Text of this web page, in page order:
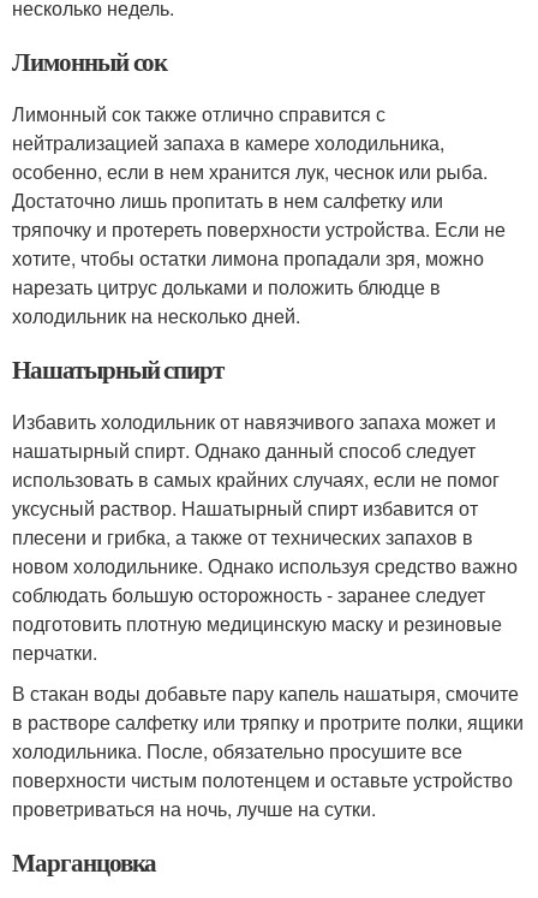
несколько недель.
Лимонный сок
Лимонный сок также отлично справится с
нейтрализацией запаха в камере холодильника,
особенно, если в нем хранится лук, чеснок или рыба.
Достаточно лишь пропитать в нем салфетку или
тряпочку и протереть поверхности устройства. Если не
хотите, чтобы остатки лимона пропадали зря, можно
нарезать цитрус дольками и положить блюдце в
холодильник на несколько дней.
Нашатырный спирт
Избавить холодильник от навязчивого запаха может и
нашатырный спирт. Однако данный способ следует
использовать в самых крайних случаях, если не помог
уксусный раствор. Нашатырный спирт избавится от
плесени и грибка, а также от технических запахов в
новом холодильнике. Однако используя средство важно
соблюдать большую осторожность - заранее следует
подготовить плотную медицинскую маску и резиновые
перчатки.
В стакан воды добавьте пару капель нашатыря, смочите
в растворе салфетку или тряпку и протрите полки, ящики
холодильника. После, обязательно просушите все
поверхности чистым полотенцем и оставьте устройство
проветриваться на ночь, лучше на сутки.
Марганцовка